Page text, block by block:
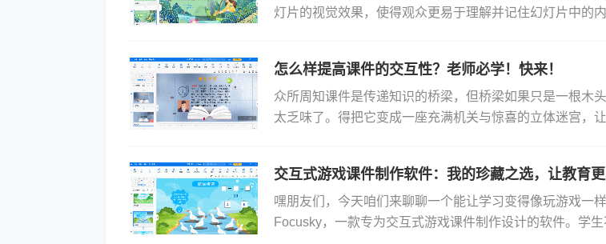
灯片的视觉效果，使得观众更易于理解并记住幻灯片中的
怎么样提高课件的交互性？老师必学！快来！
众所周知课件是传递知识的桥梁，但桥梁如果只是一根木
太乏味了。得把它变成一座充满机关与惊喜的立体迷宫，
交互式游戏课件制作软件：我的珍藏之选，让教育
嘿朋友们，今天咱们来聊聊一个能让学习变得像玩游戏一
Focusky，一款专为交互式游戏课件制作设计的软件。学